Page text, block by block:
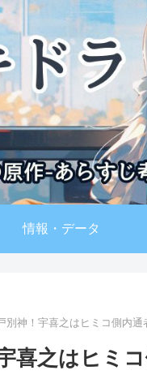
情報・データ
別神！宇喜之はヒミコ側内
喜之はヒミ